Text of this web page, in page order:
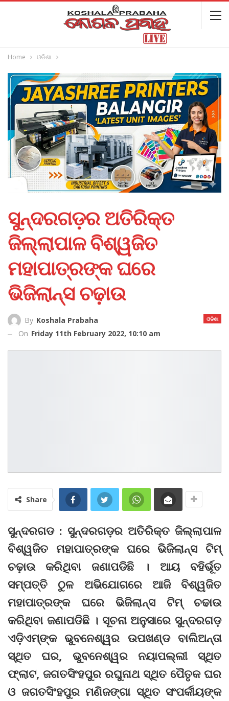
Home ଓଡିଶା
ସୁନ୍ଦରଗଡ଼ର ଅତିରିକ୍ତ
ଜିଲ୍ଲାପାଳ ବିଶ୍ୱଜିତ
ମହାପାତ୍ରଙ୍କ ଘରେ
ଭିଜିଲାନ୍ସ ଚଢ଼ାଉ
ଓଡିଶା
By Koshala Prabaha
On Friday 11th February 2022, 10:10 am
Share
ସୁନ୍ଦରଗଡ : ସୁନ୍ଦରଗଡ଼ର ଅତିରିକ୍ତ ଜିଲ୍ଲାପାଳ
ବିଶ୍ୱଜିତ ମହାପାତ୍ରଙ୍କ ଘରେ ଭିଜିଲାନ୍ସ ଟିମ୍
ଚଢ଼ାଉ କରିଥିବା ଜଣାପଡିଛି । ଆୟ ବହିର୍ଭୂତ
ସମ୍ପତ୍ତି ଠୁଳ ଅଭିଯୋଗରେ ଆଜି ବିଶ୍ୱଜିତ
ମହାପାତ୍ରଙ୍କ ଘରେ ଭିଜିଲାନ୍ସ ଟିମ୍‌ ଚଢାଉ
କରିଥିବା ଜଣାପଡିଛି । ସୂଚନା ଅନୁସାରେ ସୁନ୍ଦରଗଡ଼
ଏଡ଼ିଏମ୍‌ଙ୍କ ଭୁବନେଶ୍ୱର ଉପଖଣ୍ଡ ବାଲିଅନ୍ତା
ସ୍ଥିତ ଘର, ଭୁବନେଶ୍ୱର ନୟାପଲ୍ଲୀ ସ୍ଥିତ
ଫ୍ଲାଟ, ଜଗତସିଂହପୁର ରଘୁନାଥ ସ୍ଥିତ ପୈତୃକ ଘର
ଓ ଜଗତସିଂହପୁର ମଣିଜଙ୍ଗା ସ୍ଥିତ ସଂପର୍କୀୟଙ୍କ